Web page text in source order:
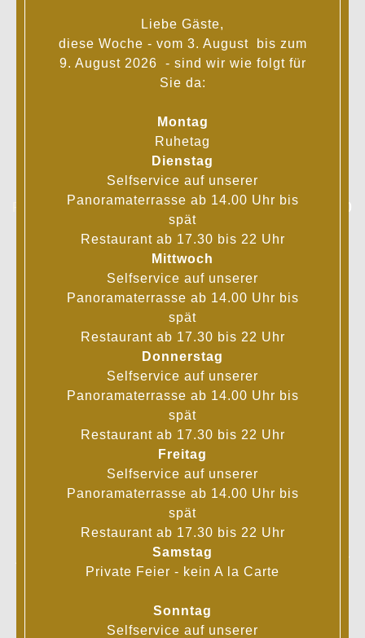
Juni bis September
Dienstag bis Freitag
Wein- & Biergarten|14.00 bis 22.30Uhr
Bedienter Bereich -
Küche bis 22.00 Uhr
Samstag, Sonntag sowie an Feiertagen
Wein- & Biergarten|12.00
À la carteBedienter Bereich -
Reservierungsanfrage|12.00 bis14.00 Uhr &
17.30
23.00
Küche bis 22.00 Uhr - Sonntag bis 21.00 Uhr
Oktober bis April
Mittwoch bis Freitag |16.00bis22.00Uhr - Küche
bis 21.00 Uhr
Samstag, Sonntag sowie an Feiertagen |
22.00Uhr
Küche bis 22.00 Uhr
Wählen Sie Ihre Reservation aus folgenden
Zeitfenstern:
Mittags begrenzt von12.00
"Early Bird"17.30 bis 19.45 Uhr
"Sunset"ab 20.00 Uhr bis23.00 Uhr
Januar Betriebsferien | Veranstaltungen sind auf
Anfrage selbstverständlich auch außerhalb unserer
Öffnungszeiten möglich.
Liebe Gäste,
diese Woche - vom 3. August bis zum
9. August 2026 - sind wir wie folgt für
Sie da:
Montag
Ruhetag
Dienstag
Selfservice auf unserer
Panoramaterrasse ab 14.00 Uhr bis
spät
Restaurant ab 17.30 bis 22 Uhr
Mittwoch
Selfservice auf unserer
Panoramaterrasse ab 14.00 Uhr bis
spät
Restaurant ab 17.30 bis 22 Uhr
Donnerstag
Selfservice auf unserer
Panoramaterrasse ab 14.00 Uhr bis
spät
Restaurant ab 17.30 bis 22 Uhr
Freitag
Selfservice auf unserer
Panoramaterrasse ab 14.00 Uhr bis
spät
Restaurant ab 17.30 bis 22 Uhr
Samstag
Private Feier - kein A la Carte
Sonntag
Selfservice auf unserer